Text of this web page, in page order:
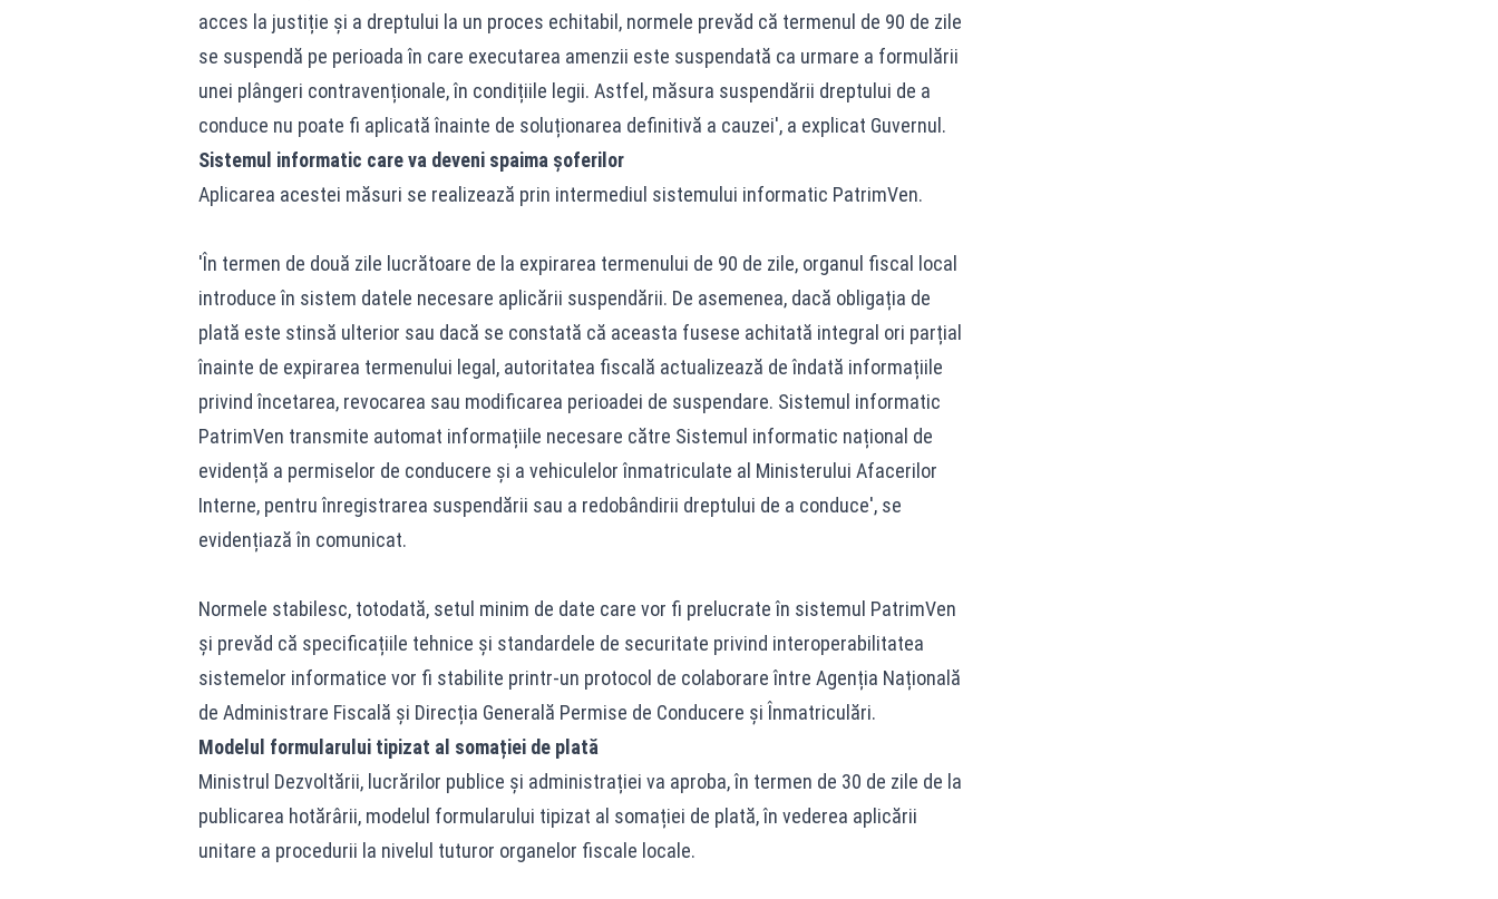
acces la justiție și a dreptului la un proces echitabil, normele prevăd că termenul de 90 de zile
se suspendă pe perioada în care executarea amenzii este suspendată ca urmare a formulării
unei plângeri contravenționale, în condițiile legii. Astfel, măsura suspendării dreptului de a
conduce nu poate fi aplicată înainte de soluționarea definitivă a cauzei', a explicat Guvernul.
Sistemul informatic care va deveni spaima șoferilor
Aplicarea acestei măsuri se realizează prin intermediul sistemului informatic PatrimVen.
'În termen de două zile lucrătoare de la expirarea termenului de 90 de zile, organul fiscal local
introduce în sistem datele necesare aplicării suspendării. De asemenea, dacă obligația de
plată este stinsă ulterior sau dacă se constată că aceasta fusese achitată integral ori parțial
înainte de expirarea termenului legal, autoritatea fiscală actualizează de îndată informațiile
privind încetarea, revocarea sau modificarea perioadei de suspendare. Sistemul informatic
PatrimVen transmite automat informațiile necesare către Sistemul informatic național de
evidență a permiselor de conducere și a vehiculelor înmatriculate al Ministerului Afacerilor
Interne, pentru înregistrarea suspendării sau a redobândirii dreptului de a conduce', se
evidențiază în comunicat.
Normele stabilesc, totodată, setul minim de date care vor fi prelucrate în sistemul PatrimVen
și prevăd că specificațiile tehnice și standardele de securitate privind interoperabilitatea
sistemelor informatice vor fi stabilite printr-un protocol de colaborare între Agenția Națională
de Administrare Fiscală și Direcția Generală Permise de Conducere și Înmatriculări.
Modelul formularului tipizat al somației de plată
Ministrul Dezvoltării, lucrărilor publice și administrației va aproba, în termen de 30 de zile de la
publicarea hotărârii, modelul formularului tipizat al somației de plată, în vederea aplicării
unitare a procedurii la nivelul tuturor organelor fiscale locale.